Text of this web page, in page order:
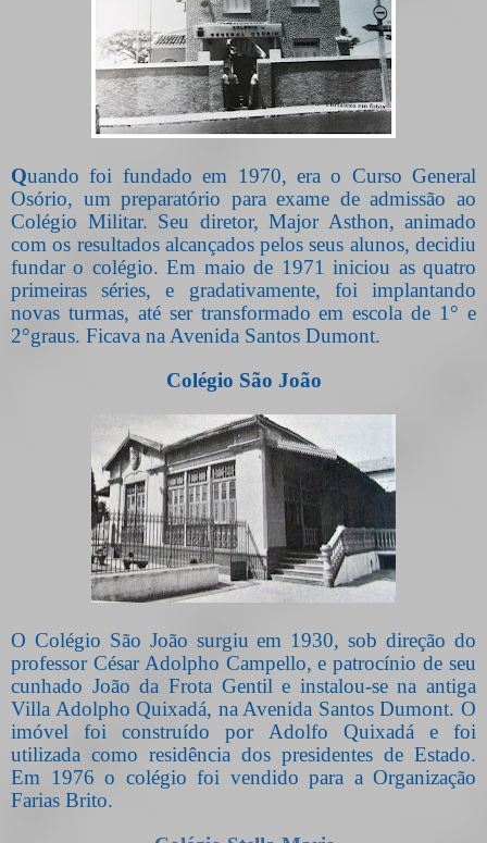
Quando foi fundado em 1970, era o Curso General
Osório, um preparatório para exame de admissão ao
Colégio Militar. Seu diretor, Major Asthon, animado
com os resultados alcançados pelos seus alunos, decidiu
fundar o colégio. Em maio de 1971 iniciou as quatro
primeiras séries, e gradativamente, foi implantando
novas turmas, até ser transformado em escola de 1° e
2°graus. Ficava na Avenida Santos Dumont.
Colégio São João
O Colégio São João surgiu em 1930, sob direção do
professor César Adolpho Campello, e patrocínio de seu
cunhado João da Frota Gentil e instalou-se na antiga
Villa Adolpho Quixadá, na Avenida Santos Dumont. O
imóvel foi construído por Adolfo Quixadá e foi
utilizada como residência dos presidentes de Estado.
Em 1976 o colégio foi vendido para a Organização
Farias Brito.